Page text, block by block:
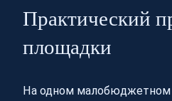
Практический
площадки
На одном